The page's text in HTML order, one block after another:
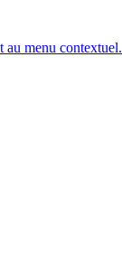
au menu contextuel.